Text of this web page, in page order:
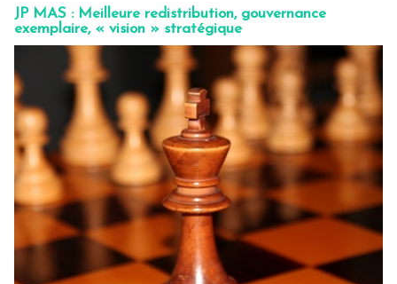
JP MAS : Meilleure redistribution, gouvernance
exemplaire, « vision » stratégique